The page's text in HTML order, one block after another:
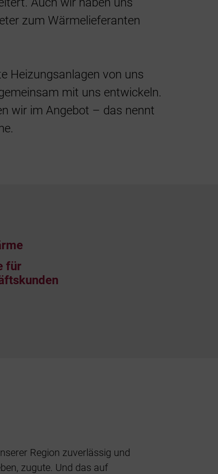
zum Wärmelieferanten
Heizungsanlagen von uns
mit uns entwickeln.
wir im Angebot – das nennt
für
Region zuverlässig und
zugute. Und das auf